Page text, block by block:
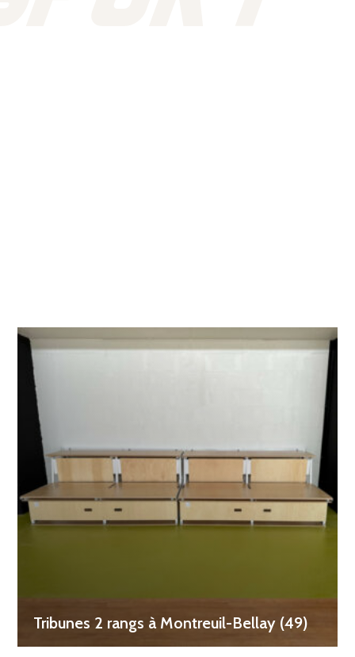
Tribunes 2 rangs à Montreuil-Bellay (49)